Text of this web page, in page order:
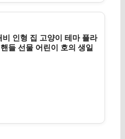
비 인형 집 고양이 테마 플라
들 선물 어린이 호의 생일